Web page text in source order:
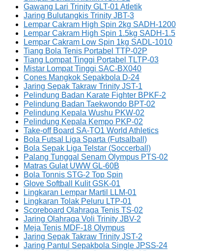
Gawang Lari Trinity GLT-01 Atletik
Jaring Bulutangkis Trinity JBT-3
Lempar Cakram High Spin 2kg SADH-1200
Lempar Cakram High Spin 1.5kg SADH-1.5
Lempar Cakram Low Spin 1kg SADL-1010
Tiang Bola Tenis Portabel TTP-02P
Tiang Lompat Tinggi Portabel TLTP-03
Mistar Lompat Tinggi SAC-BX040
Cones Mangkok Sepakbola D-24
Jaring Sepak Takraw Trinity JST-1
Pelindung Badan Karate Fighter BPKF-2
Pelindung Badan Taekwondo BPT-02
Pelindung Kepala Wushu PKW-02
Pelindung Kepala Kempo PKP-02
Take-off Board SA-TO1 World Athletics
Bola Futsal Liga Sparta (Futsalball)
Bola Sepak Liga Telstar (Soccerball)
Palang Tunggal Senam Olympus PTS-02
Matras Gulat UWW GL-60B
Bola Tonnis STG-2 Top Spin
Glove Softball Kulit GSK-01
Lingkaran Lempar Martil LLM-01
Lingkaran Tolak Peluru LTP-01
Scoreboard Olahraga Tenis TS-02
Jaring Olahraga Voli Trinity JBV-2
Meja Tenis MDF-18 Olympus
Jaring Sepak Takraw Trinity JST-2
Jaring Pantul Sepakbola Single JPSS-24